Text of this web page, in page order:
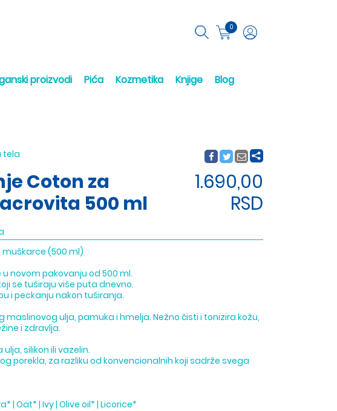
0
proizvodi Pića Kozmetika Knjige Blog
tela
Coton za
500 ml
1.690,00
RSD
(500 ml)
novom pakovanju od 500 ml.
se tuširaju više puta dnevno.
i peckanju nakon tuširanja.
maslinovog ulja, pamuka i hmelja. Nežno čisti i tonizira kožu,
i zdravlja.
silikon ili vazelin.
porekla, za razliku od konvencionalnih koji sadrže svega
| Oat* | Ivy | Olive oil* | Licorice*